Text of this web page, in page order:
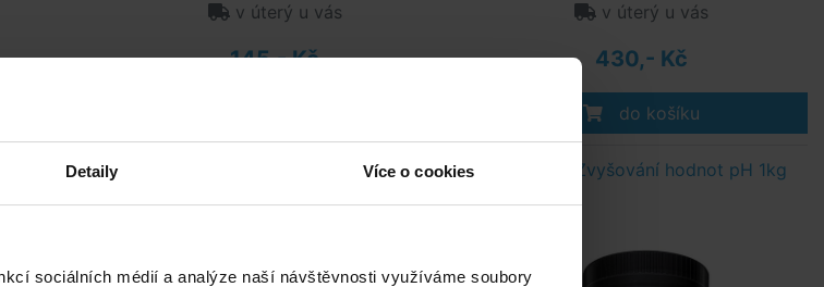
Detaily Více o cookies
sociálních médií a analýze naší návštěvnosti využíváme soubory
v úterý u vás
145,- Kč
v úterý u vás
430,- Kč
do košíku
pH MINUS granulát ke snížení hodnot
ph PLUS, Zvyšování hodnot pH 1kg